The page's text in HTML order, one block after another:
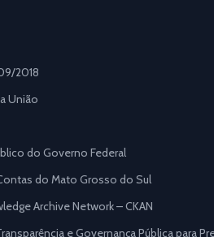
2018
União
do Governo Federal
do Mato Grosso do Sul
Archive Network – CKAN
e Governança Pública para